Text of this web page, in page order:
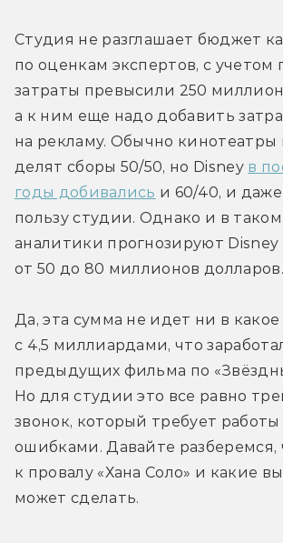
Студия не разглашает бюджет
по оценкам экспертов, с учетом
затраты превысили 250
а к ним еще надо добавить
на рекламу. Обычно кинотеатры
делят сборы 50/50, но Disney в
годы добивались и 60/40, и
пользу студии. Однако и в
аналитики прогнозируют Disney
от 50 до 80 миллионов долларов.
Да, эта сумма не идет ни в
с 4,5 миллиардами, что
предыдущих фильма по
Но для студии это все равно
звонок, который требует
ошибками. Давайте разберемся,
к провалу «Хана Соло» и какие
может сделать.